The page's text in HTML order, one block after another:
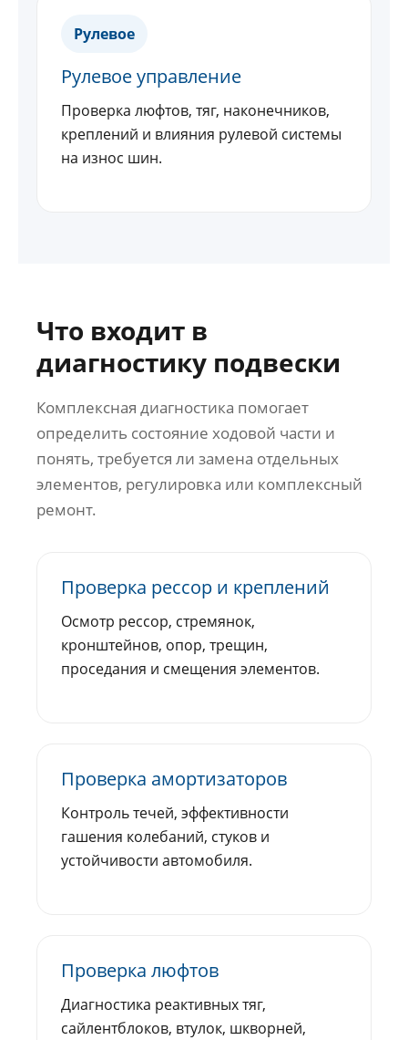
Рулевое
Рулевое управление
Проверка люфтов, тяг, наконечников,
креплений и влияния рулевой системы
на износ шин.
Что входит в
диагностику подвески
Комплексная диагностика помогает
определить состояние ходовой части и
понять, требуется ли замена отдельных
элементов, регулировка или комплексный
ремонт.
Проверка рессор и креплений
Осмотр рессор, стремянок,
кронштейнов, опор, трещин,
проседания и смещения элементов.
Проверка амортизаторов
Контроль течей, эффективности
гашения колебаний, стуков и
устойчивости автомобиля.
Проверка люфтов
Диагностика реактивных тяг,
сайлентблоков, втулок, шкворней,